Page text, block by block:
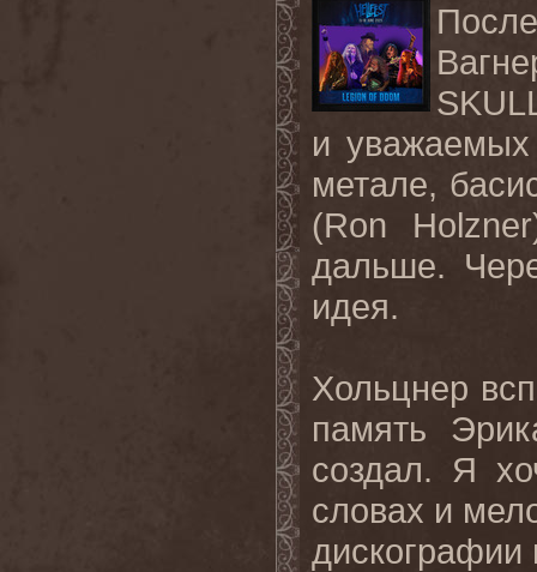
После
и уважаемых
метале,
(Ron Holzner
дальше.
идея.
Хольцнер
память
создал. Я
словах и
дискографии